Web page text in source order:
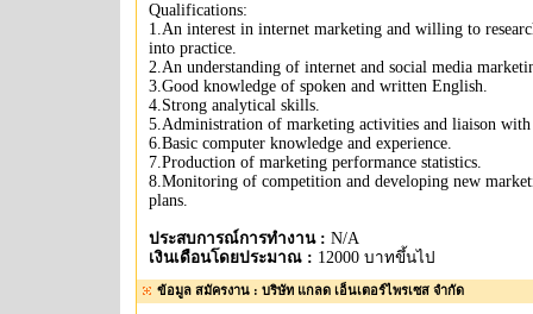
Qualifications:
1.An interest in internet marketing and willing to
into practice.
2.An understanding of internet and social media
3.Good knowledge of spoken and written English.
4.Strong analytical skills.
5.Administration of marketing activities and liaison with
6.Basic computer knowledge and experience.
7.Production of marketing performance statistics.
8.Monitoring of competition and developing new
plans.
ประสบการณ์การทำงาน : N/A
เงินเดือนโดยประมาณ : 12000 บาทขึ้นไป
ข้อมูล สมัครงาน : บริษัท แกลด เอ็นเตอร์ไพรเซส จำกัด